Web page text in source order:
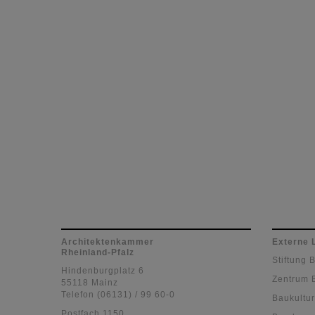
Architektenkammer
Rheinland-Pfalz
Hindenburgplatz 6
55118 Mainz
Telefon (06131) / 99 60-0
Externe
Stiftung
Zentrum